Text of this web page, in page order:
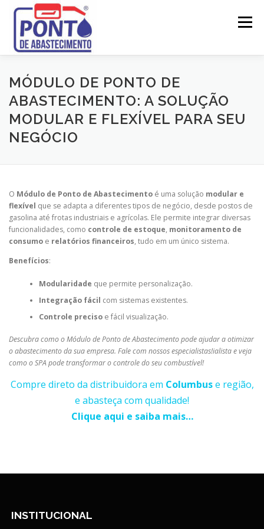
conteúdo
Menu
SOBRE LEGISLAÇÃO ATESTADOS TÉCNICOS
PROJETOS LICENCIAMENTO MANUTENÇÃO
MÓDULO DE PONTO DE
ABASTECIMENTO: A SOLUÇÃO
MODULAR E FLEXÍVEL PARA SEU
NEGÓCIO
O Módulo de Ponto de Abastecimento é uma solução modular e
flexível que se adapta a diferentes tipos de negócio, desde postos de
gasolina até frotas industriais e agrícolas. Ele permite integrar diversas
funcionalidades, como controle de estoque, monitoramento de
consumo e relatórios financeiros, tudo em um único sistema.
Benefícios:
Modularidade que permite personalização.
Integração fácil com sistemas existentes.
Controle precisoe fácil visualização.
Descubra como o Módulo de Ponto de Abastecimento pode ajudar a otimizar
o abastecimento da sua empresa. Fale com nossos especialistas!ialista e veja
como o SPA pode transformar o controle do seu combustível!
Compre direto da distribuidora em Columbuse região,
e abasteça com qualidade!
Clique aqui e saiba mais…
INSTITUCIONAL